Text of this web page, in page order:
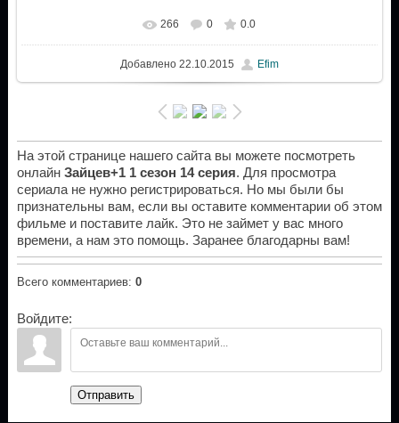
266 0 0.0
Добавлено22.10.2015 Efim
На этой странице нашего сайта вы можете посмотреть
онлайн Зайцев+1 1 сезон 14 серия. Для просмотра
сериала не нужно регистрироваться. Но мы были бы
признательны вам, если вы оставите комментарии об этом
фильме и поставите лайк. Это не займет у вас много
времени, а нам это помощь. Заранее благодарны вам!
Всего комментариев: 0
Войдите:
Отправить